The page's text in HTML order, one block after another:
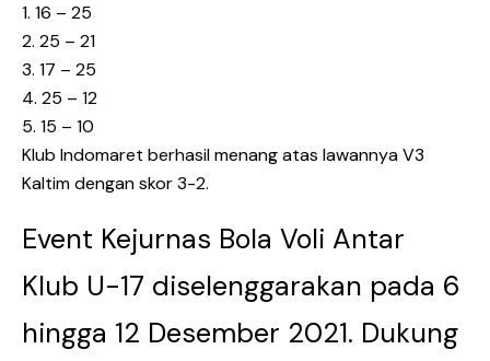
1. 16 – 25
2. 25 – 21
3. 17 – 25
4. 25 – 12
5. 15 – 10
Klub Indomaret berhasil menang atas lawannya V3
Kaltim dengan skor 3-2.
Event Kejurnas Bola Voli Antar
Klub U-17 diselenggarakan pada 6
hingga 12 Desember 2021. Dukung